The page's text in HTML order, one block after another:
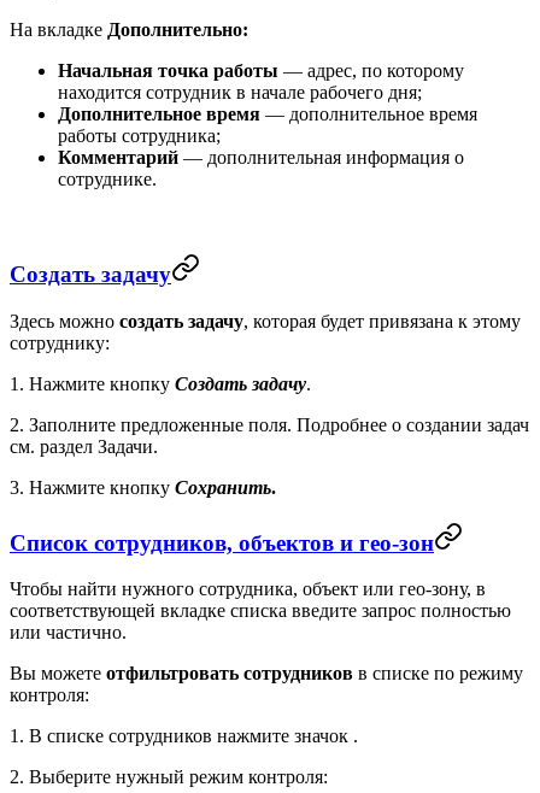
На вкладке Дополнительно:
Начальная точка работы — адрес, по которому
находится сотрудник в начале рабочего дня;
Дополнительное время — дополнительное время
работы сотрудника;
Комментарий — дополнительная информация о
сотруднике.
Создать задачу
Здесь можно создать задачу, которая будет привязана к этому
сотруднику:
1. Нажмите кнопку Создать задачу.
2. Заполните предложенные поля. Подробнее о создании задач
см. раздел Задачи.
3. Нажмите кнопку Сохранить.
Список сотрудников, объектов и гео-зон
Чтобы найти нужного сотрудника, объект или гео-зону, в
соответствующей вкладке списка введите запрос полностью
или частично.
Вы можете отфильтровать сотрудников в списке по режиму
контроля:
1. В списке сотрудников нажмите значок .
2. Выберите нужный режим контроля: